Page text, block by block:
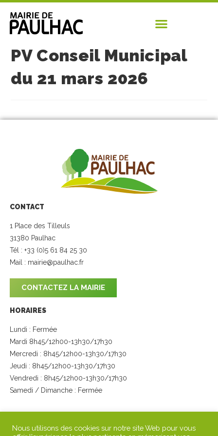
PV Conseil Municipal
du 21 mars 2026
CONTACT
1 Place des Tilleuls
31380 Paulhac
Tél : +33 (0)5 61 84 25 30
Mail : mairie@paulhac.fr
CONTACTEZ LA MAIRIE
HORAIRES
Lundi : Fermée
Mardi 8h45/12h00-13h30/17h30
Mercredi : 8h45/12h00-13h30/17h30
Jeudi : 8h45/12h00-13h30/17h30
Vendredi : 8h45/12h00-13h30/17h30
Samedi / Dimanche : Fermée
Nous utilisons des cookies sur notre site Web pour vous